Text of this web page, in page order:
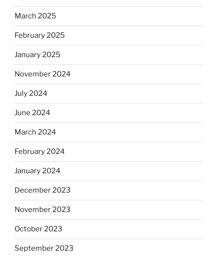
March 2025
February 2025
January 2025
November 2024
July 2024
June 2024
March 2024
February 2024
January 2024
December 2023
November 2023
October 2023
September 2023